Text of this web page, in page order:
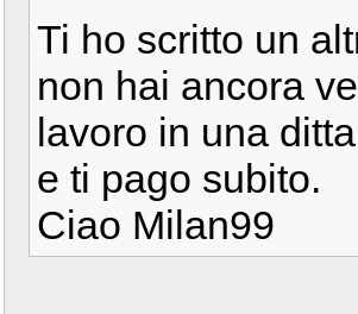
Ti ho scritto un
non hai ancora
lavoro in una
e ti pago subito.
Ciao Milan99